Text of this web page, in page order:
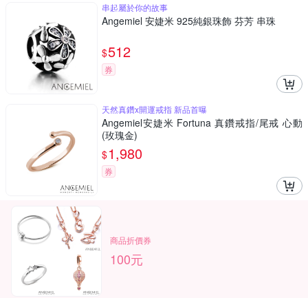
串起屬於你的故事
Angemiel 安婕米 925純銀珠飾 芬芳 串珠
$512
券
天然真鑽x開運戒指 新品首曝
Angemiel安婕米 Fortuna 真鑽戒指/尾戒 心動
(玫瑰金)
$1,980
券
商品折價券
100元